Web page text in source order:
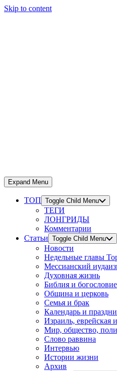
Skip to content
Expand Menu
ТОП Toggle Child Menu
ТЕГИ
ЛОНГРИДЫ
Комментарии
Статьи Toggle Child Menu
Новости
Недельные главы
Мессианский
Духовная жизнь
Библия и богословие
Община и церковь
Семья и брак
Календарь и
Израиль, еврейская
Мир, общество,
Слово раввина
Интервью
Истории жизни
Архив